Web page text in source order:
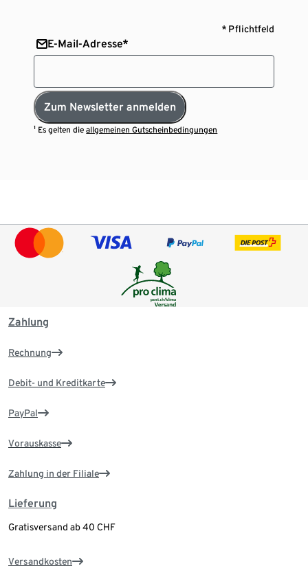
* Pflichtfeld
E-Mail-Adresse*
Zum Newsletter anmelden
¹ Es gelten dieallgemeinen Gutscheinbedingungen
Zahlung
Rechnung
Debit- und Kreditkarte
PayPal
Vorauskasse
Zahlung in der Filiale
Lieferung
Gratisversand ab 40 CHF
Versandkosten